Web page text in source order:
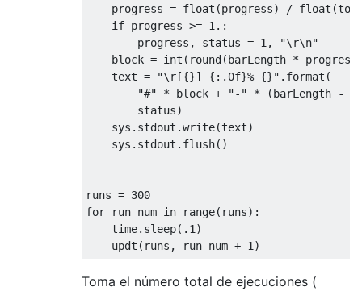
    progress
= float (progress) / float (
if progress >= 1. :
        progress
, status = 1 ,
"\r\n"
    block
= int ( round ( barLength * progress
    text
= "\r[{}] {:.0f}% {}" . format (
"#"
* block + "-" * ( barLength -
        status
)
    sys
. stdout .write(text)
    sys
. stdout . flush()
runs = 300
for run_num in range( runs):
    time
. sleep(. 1 )
    updt
( runs , run_num + 1 )
Toma el número total de ejecuciones (